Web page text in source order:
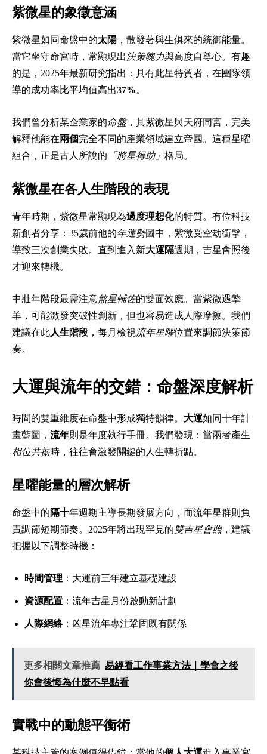
紫微星的象徵意涵
紫微星如同命盤中的太陽 ，散發著與生俱來的統御能量。
當它坐守命宮時，常顯現出 決策魄力與高度自尊心。有趣
的是，2025年最新研究指出：具有此星特質者，在團隊領
導的成功率比平均值高出37%。
我們曾分析某企業家的命盤，其紫微星與天府同宮，完美
解釋他能在兩個完全不同的產業領域建立帝國。這種星曜
組合，正是古人所說的 「將星得助」 格局。
紫微星在各人生階段的表現
青年時期，紫微星常顯現為過度理想化的特質。有位科技
新創者分享：35歲前他的年運勢圖中，紫微受空劫衝擊，
導致三次創業失敗。直到進入新大運隔週期，吉星會照後
才迎來轉機。
中壯年階段最需注意煞星輔佐的雙面效應。當紫微遇擎
羊，可能激發突破性創新，但也容易造成人際摩擦。我們
建議在此人生階段 ，每月檢視 流年星曜位置來調節決策節
奏。
大運與流年的交錯：命盤深度解析
時間的雙重維度在命盤中形成獨特韻律。 大運如同十年計
畫藍圖， 流年則是年度執行手冊。我們發現：當兩者產生
相位共振時，往往會激發關鍵的人生轉折點。
星曜能量的層次解析
命盤中的隔十年週期主導長期發展方向，而流年星群則負
責調節短期節奏。2025年將出現罕見的雙吉星會照，建議
把握以下調整時機：
時間管理 ：大運前三年建立基礎建設
資源配置 ：流年吉星月份啟動新計劃
人際網絡：凶星流年專注鞏固既有關係
更多相關文章推薦 易經看工作事業方法｜學會之後
你會後悔為什麼不早點看
實戰中的動態平衡術